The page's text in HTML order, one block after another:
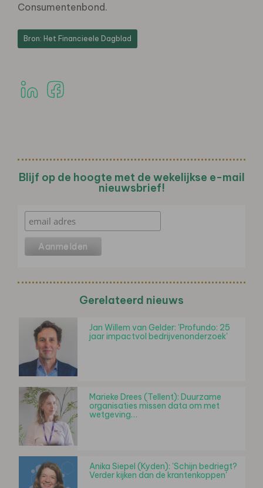
Consumentenbond.
Bron: Het Financieele Dagblad
Blijf op de hoogte met de wekelijkse e-mail
nieuwsbrief!
Gerelateerd nieuws
Jan Willem van Gelder: 'Profundo: 25
jaar impactvol bedrijvenonderzoek'
Marieke Drees (Tellent): Duurzame
organisaties missen data om met
wetgeving…
Anika Siepel (Kyden): 'Schijn bedriegt?
Verder kijken dan de krantenkoppen'